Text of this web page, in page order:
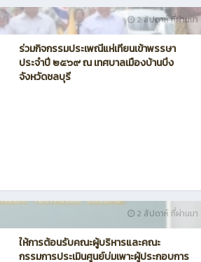
2 สัปดาห์ ที่ผ่านมา
ร่วมกิจกรรมประเพณีแห่เทียนเข้าพรรษา
ประจำปี ๒๕๖๙ ณ เทศบาลเมืองบ้านบึง
จังหวัดชลบุรี
2 สัปดาห์ ที่ผ่านมา
ให้การต้อนรับคณะผู้บริหารและคณะ
กรรมการประเมินศูนย์บ่มเพาะผู้ประกอบการ